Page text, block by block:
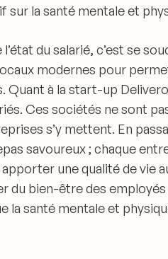
sur la santé mentale et
du salarié, c’est se
modernes pour
Quant à la start-up
Ces sociétés ne sont
s’y mettent. En
savoureux ; chaque
une qualité de vie
du bien-être des
la santé mentale et